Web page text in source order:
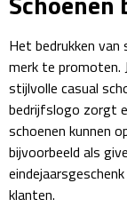
Bedrade audio
Speakers
Bluetooth
Multifunctionele
Het bedrukken van
merk te promoten.
stijlvolle casual
bedrijfslogo zorgt
schoenen kunnen
bijvoorbeeld als
klanten.